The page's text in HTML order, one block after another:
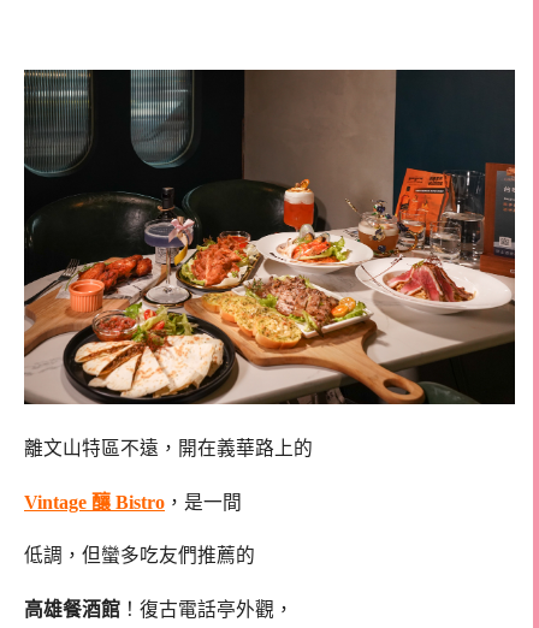
離文山特區不遠，開在義華路上的
Vintage 釀 Bistro ，是一間
低調，但蠻多吃友們推薦的
高雄餐酒館 ！復古電話亭外觀，